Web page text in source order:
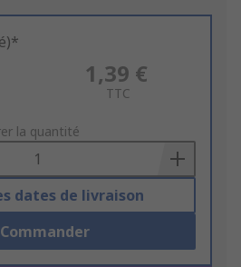
1,39 €
TTC
la quantité
dates de livraison
Commander